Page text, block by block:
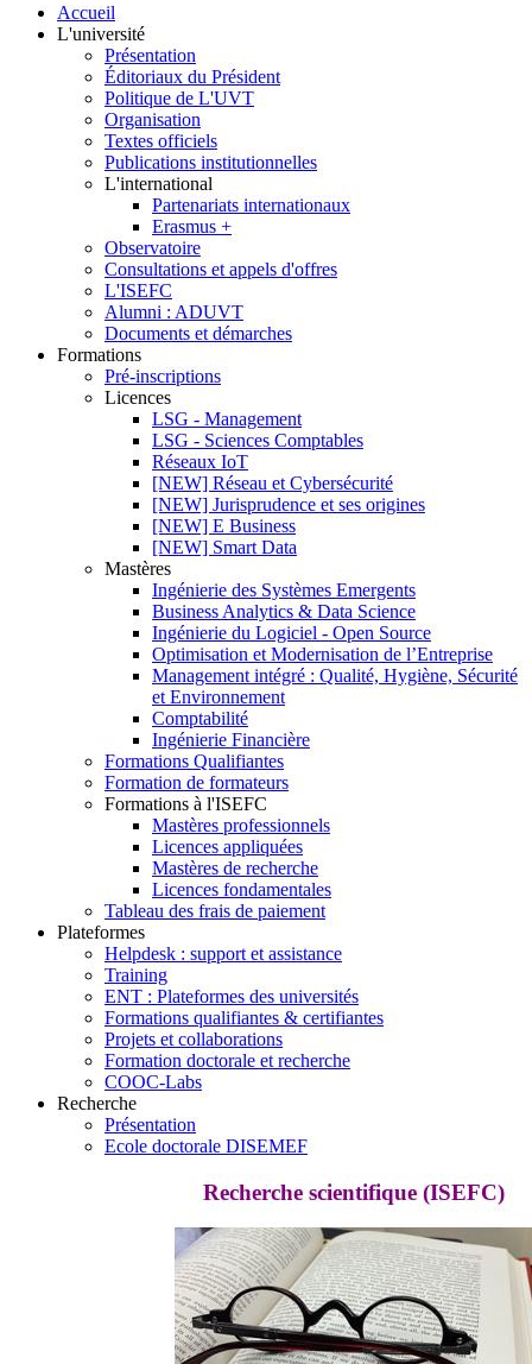
Accueil
L'université
Présentation
Éditoriaux du Président
Politique de L'UVT
Organisation
Textes officiels
Publications institutionnelles
L'international
Partenariats internationaux
Erasmus +
Observatoire
Consultations et appels d'offres
L'ISEFC
Alumni : ADUVT
Documents et démarches
Formations
Pré-inscriptions
Licences
LSG - Management
LSG - Sciences Comptables
Réseaux IoT
[NEW] Réseau et Cybersécurité
[NEW] Jurisprudence et ses origines
[NEW] E Business
[NEW] Smart Data
Mastères
Ingénierie des Systèmes Emergents
Business Analytics & Data Science
Ingénierie du Logiciel - Open Source
Optimisation et Modernisation de l’Entreprise
Management intégré : Qualité, Hygiène, Sécurité
et Environnement
Comptabilité
Ingénierie Financière
Formations Qualifiantes
Formation de formateurs
Formations à l'ISEFC
Mastères professionnels
Licences appliquées
Mastères de recherche
Licences fondamentales
Tableau des frais de paiement
Plateformes
Helpdesk : support et assistance
Training
ENT : Plateformes des universités
Formations qualifiantes & certifiantes
Projets et collaborations
Formation doctorale et recherche
COOC-Labs
Recherche
Présentation
Ecole doctorale DISEMEF
Recherche scientifique (ISEFC)